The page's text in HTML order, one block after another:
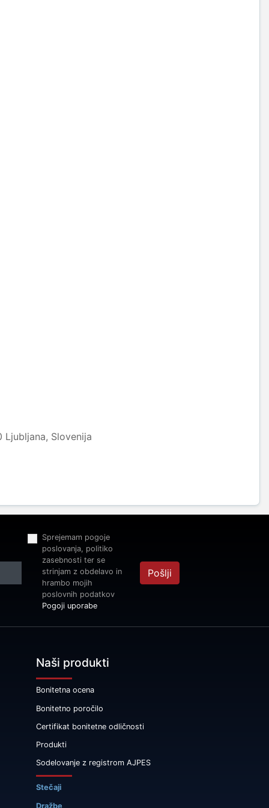
Ljubljana, Slovenija
Sprejemam pogoje
poslovanja, politiko
zasebnosti ter se
strinjam z obdelavo in
hrambo mojih
poslovnih podatkov
Pogoji uporabe
Pošlji
Naši produkti
Bonitetna ocena
Bonitetno poročilo
Certifikat bonitetne odličnosti
Produkti
Sodelovanje z registrom AJPES
Stečaji
Dražbe